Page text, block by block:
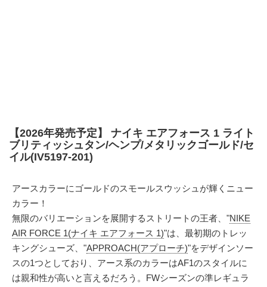
【2026年発売予定】 ナイキ エアフォース 1 ライト
ブリティッシュタン/ヘンプ/メタリックゴールド/セ
イル(IV5197-201)
アースカラーにゴールドのスモールスウッシュが輝くニュー
カラー！
無限のバリエーションを展開するストリートの王者、"NIKE
AIR FORCE 1(ナイキ エアフォース 1)"は、最初期のトレッ
キングシューズ、"APPROACH(アプローチ)"をデザインソー
スの1つとしており、アース系のカラーはAF1のスタイルに
は親和性が高いと言えるだろう。FWシーズンの準レギュラ